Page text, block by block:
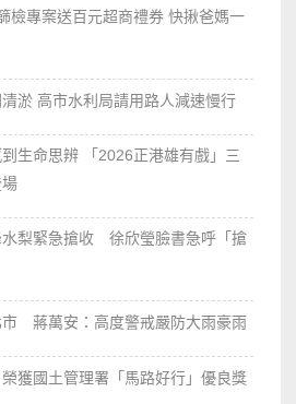
檢專案送百元超商禮券 快揪爸媽一
淤 高市水利局請用路人減速慢行
生命思辨 「2026正港雄有戲」三
梨緊急搶收 徐欣瑩臉書急呼「搶
市 蔣萬安：高度警戒嚴防大雨豪雨
獲國土管理署「馬路好行」優良獎